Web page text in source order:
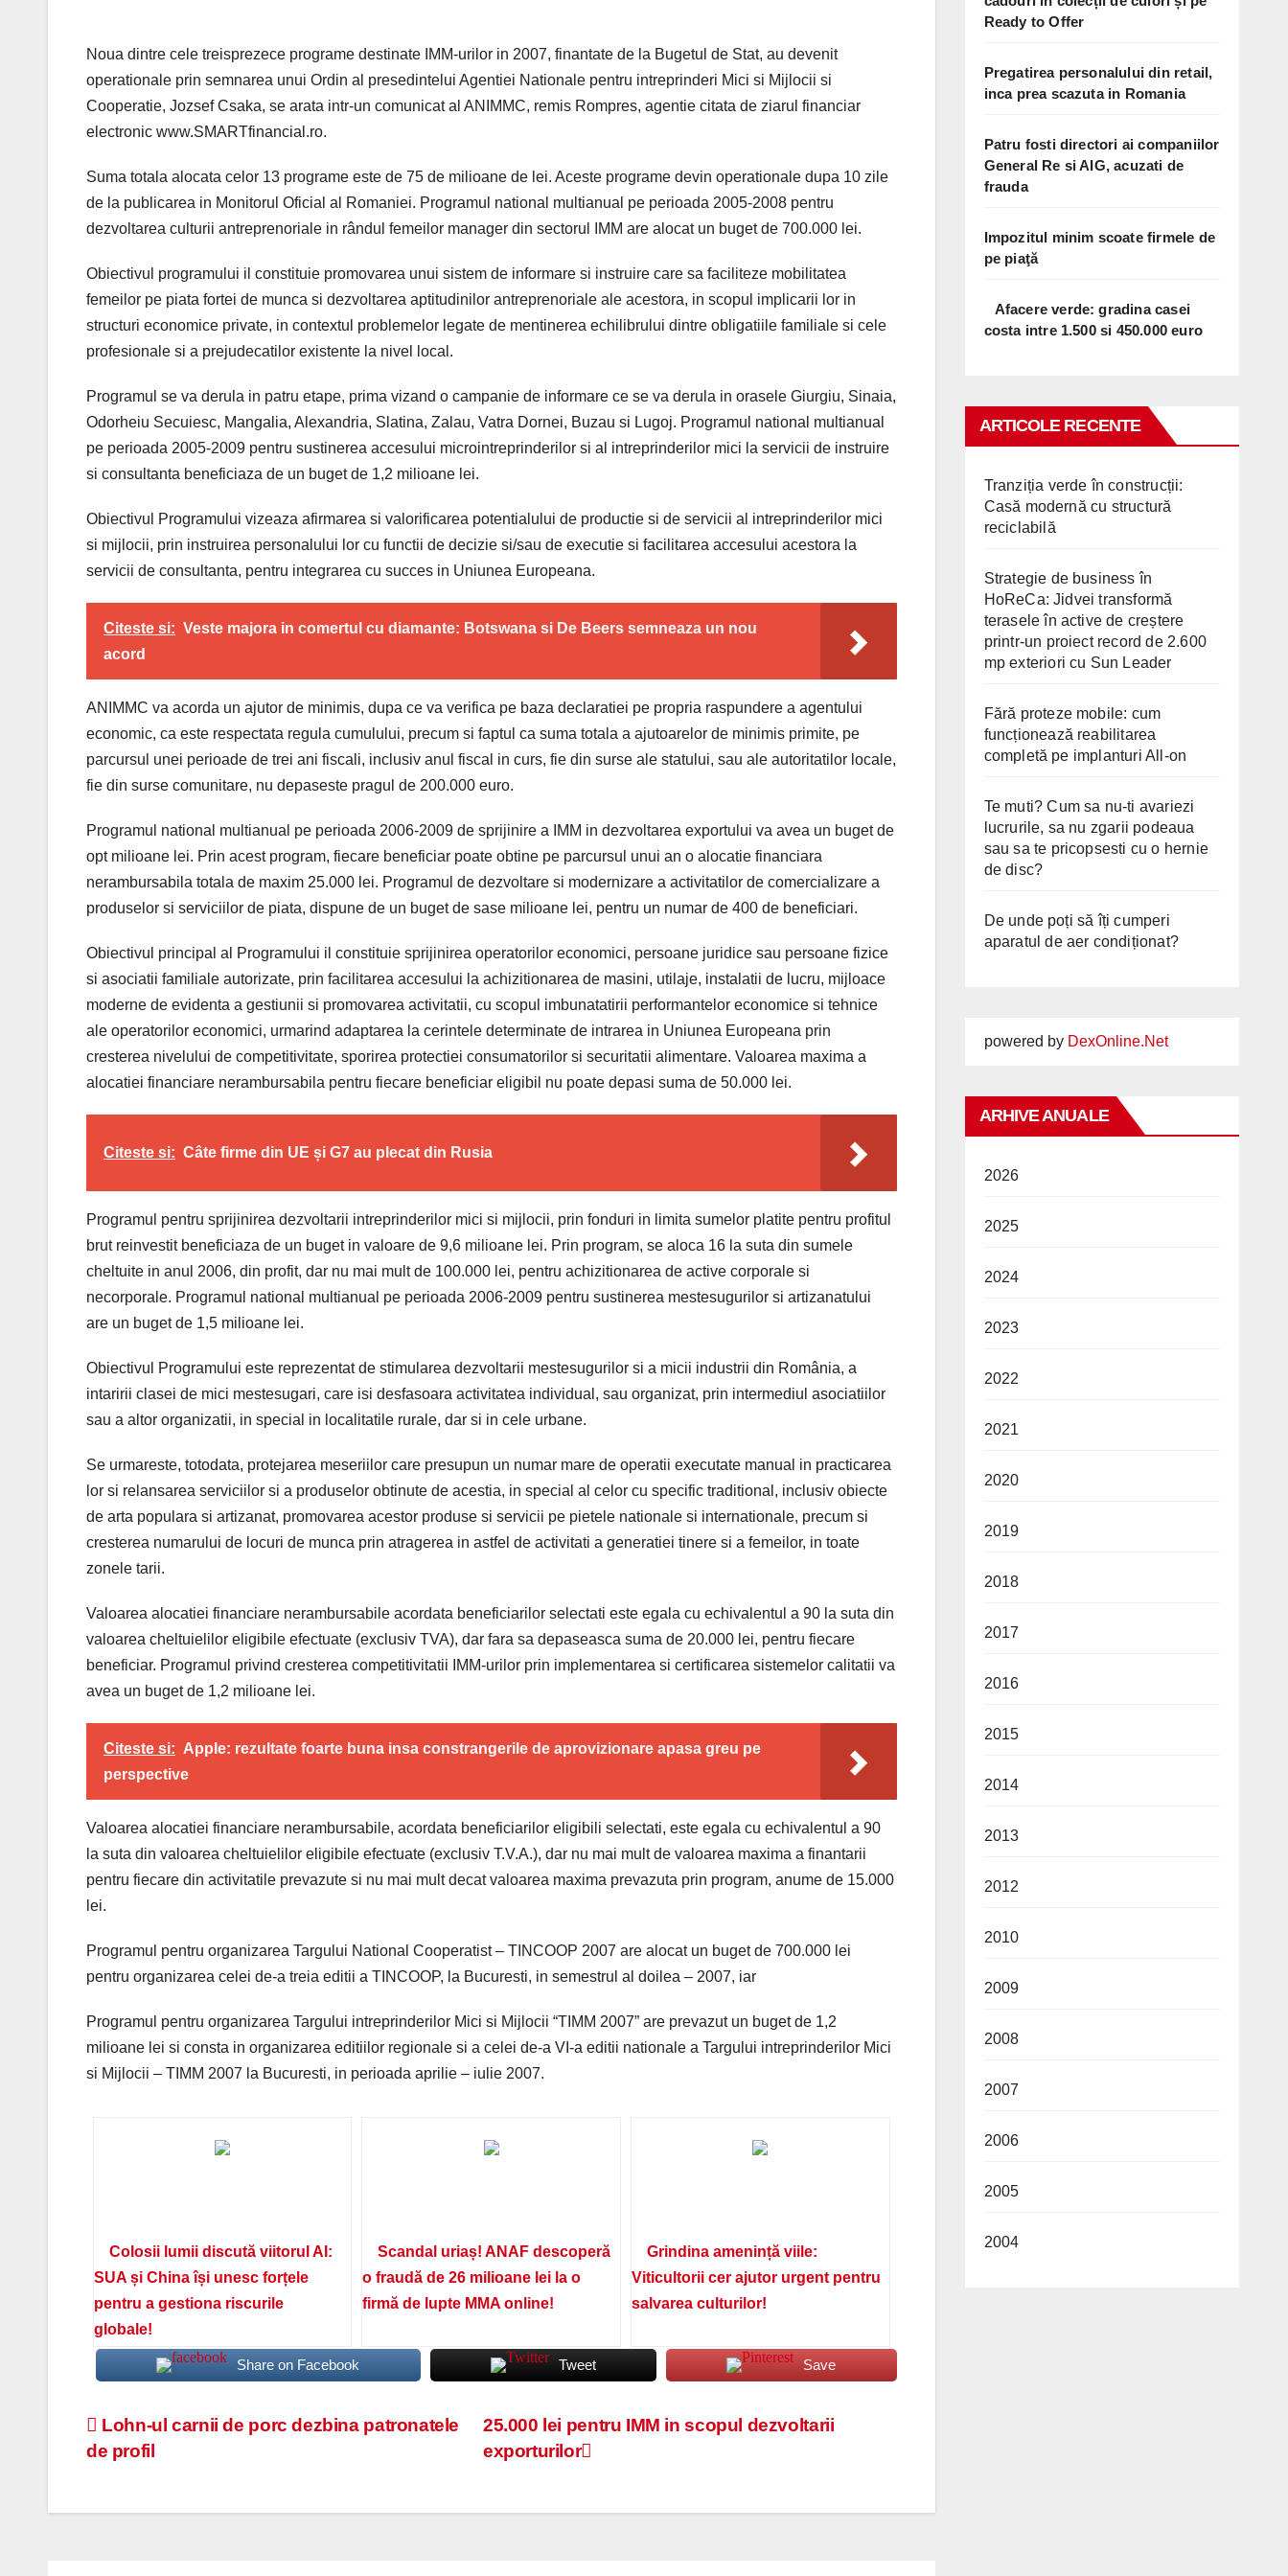
Noua dintre cele treisprezece programe destinate IMM-urilor in 2007, finantate de la Bugetul de Stat, au devenit
operationale prin semnarea unui Ordin al presedintelui Agentiei Nationale pentru intreprinderi Mici si Mijlocii si
Cooperatie, Jozsef Csaka, se arata intr-un comunicat al ANIMMC, remis Rompres, agentie citata de ziarul financiar
electronic www.SMARTfinancial.ro.
Suma totala alocata celor 13 programe este de 75 de milioane de lei. Aceste programe devin operationale dupa 10 zile
de la publicarea in Monitorul Oficial al Romaniei. Programul national multianual pe perioada 2005-2008 pentru
dezvoltarea culturii antreprenoriale in rândul femeilor manager din sectorul IMM are alocat un buget de 700.000 lei.
Obiectivul programului il constituie promovarea unui sistem de informare si instruire care sa faciliteze mobilitatea
femeilor pe piata fortei de munca si dezvoltarea aptitudinilor antreprenoriale ale acestora, in scopul implicarii lor in
structuri economice private, in contextul problemelor legate de mentinerea echilibrului dintre obligatiile familiale si cele
profesionale si a prejudecatilor existente la nivel local.
Programul se va derula in patru etape, prima vizand o campanie de informare ce se va derula in orasele Giurgiu, Sinaia,
Odorheiu Secuiesc, Mangalia, Alexandria, Slatina, Zalau, Vatra Dornei, Buzau si Lugoj. Programul national multianual
pe perioada 2005-2009 pentru sustinerea accesului microintreprinderilor si al intreprinderilor mici la servicii de instruire
si consultanta beneficiaza de un buget de 1,2 milioane lei.
Obiectivul Programului vizeaza afirmarea si valorificarea potentialului de productie si de servicii al intreprinderilor mici
si mijlocii, prin instruirea personalului lor cu functii de decizie si/sau de executie si facilitarea accesului acestora la
servicii de consultanta, pentru integrarea cu succes in Uniunea Europeana.
Citeste si: Veste majora in comertul cu diamante: Botswana si De Beers semneaza un nou
acord
ANIMMC va acorda un ajutor de minimis, dupa ce va verifica pe baza declaratiei pe propria raspundere a agentului
economic, ca este respectata regula cumulului, precum si faptul ca suma totala a ajutoarelor de minimis primite, pe
parcursul unei perioade de trei ani fiscali, inclusiv anul fiscal in curs, fie din surse ale statului, sau ale autoritatilor locale,
fie din surse comunitare, nu depaseste pragul de 200.000 euro.
Programul national multianual pe perioada 2006-2009 de sprijinire a IMM in dezvoltarea exportului va avea un buget de
opt milioane lei. Prin acest program, fiecare beneficiar poate obtine pe parcursul unui an o alocatie financiara
nerambursabila totala de maxim 25.000 lei. Programul de dezvoltare si modernizare a activitatilor de comercializare a
produselor si serviciilor de piata, dispune de un buget de sase milioane lei, pentru un numar de 400 de beneficiari.
Obiectivul principal al Programului il constituie sprijinirea operatorilor economici, persoane juridice sau persoane fizice
si asociatii familiale autorizate, prin facilitarea accesului la achizitionarea de masini, utilaje, instalatii de lucru, mijloace
moderne de evidenta a gestiunii si promovarea activitatii, cu scopul imbunatatirii performantelor economice si tehnice
ale operatorilor economici, urmarind adaptarea la cerintele determinate de intrarea in Uniunea Europeana prin
cresterea nivelului de competitivitate, sporirea protectiei consumatorilor si securitatii alimentare. Valoarea maxima a
alocatiei financiare nerambursabila pentru fiecare beneficiar eligibil nu poate depasi suma de 50.000 lei.
Citeste si: Câte firme din UE și G7 au plecat din Rusia
Programul pentru sprijinirea dezvoltarii intreprinderilor mici si mijlocii, prin fonduri in limita sumelor platite pentru profitul
brut reinvestit beneficiaza de un buget in valoare de 9,6 milioane lei. Prin program, se aloca 16 la suta din sumele
cheltuite in anul 2006, din profit, dar nu mai mult de 100.000 lei, pentru achizitionarea de active corporale si
necorporale. Programul national multianual pe perioada 2006-2009 pentru sustinerea mestesugurilor si artizanatului
are un buget de 1,5 milioane lei.
Obiectivul Programului este reprezentat de stimularea dezvoltarii mestesugurilor si a micii industrii din România, a
intaririi clasei de mici mestesugari, care isi desfasoara activitatea individual, sau organizat, prin intermediul asociatiilor
sau a altor organizatii, in special in localitatile rurale, dar si in cele urbane.
Se urmareste, totodata, protejarea meseriilor care presupun un numar mare de operatii executate manual in practicarea
lor si relansarea serviciilor si a produselor obtinute de acestia, in special al celor cu specific traditional, inclusiv obiecte
de arta populara si artizanat, promovarea acestor produse si servicii pe pietele nationale si internationale, precum si
cresterea numarului de locuri de munca prin atragerea in astfel de activitati a generatiei tinere si a femeilor, in toate
zonele tarii.
Valoarea alocatiei financiare nerambursabile acordata beneficiarilor selectati este egala cu echivalentul a 90 la suta din
valoarea cheltuielilor eligibile efectuate (exclusiv TVA), dar fara sa depaseasca suma de 20.000 lei, pentru fiecare
beneficiar. Programul privind cresterea competitivitatii IMM-urilor prin implementarea si certificarea sistemelor calitatii va
avea un buget de 1,2 milioane lei.
Citeste si: Apple: rezultate foarte buna insa constrangerile de aprovizionare apasa greu pe
perspective
Valoarea alocatiei financiare nerambursabile, acordata beneficiarilor eligibili selectati, este egala cu echivalentul a 90
la suta din valoarea cheltuielilor eligibile efectuate (exclusiv T.V.A.), dar nu mai mult de valoarea maxima a finantarii
pentru fiecare din activitatile prevazute si nu mai mult decat valoarea maxima prevazuta prin program, anume de 15.000
lei.
Programul pentru organizarea Targului National Cooperatist – TINCOOP 2007 are alocat un buget de 700.000 lei
pentru organizarea celei de-a treia editii a TINCOOP, la Bucuresti, in semestrul al doilea – 2007, iar
Programul pentru organizarea Targului intreprinderilor Mici si Mijlocii “TIMM 2007” are prevazut un buget de 1,2
milioane lei si consta in organizarea editiilor regionale si a celei de-a VI-a editii nationale a Targului intreprinderilor Mici
si Mijlocii – TIMM 2007 la Bucuresti, in perioada aprilie – iulie 2007.
Colosii lumii discută viitorul AI:
SUA și China își unesc forțele
pentru a gestiona riscurile
globale!
Scandal uriaș! ANAF descoperă
o fraudă de 26 milioane lei la o
firmă de lupte MMA online!
Grindina amenință viile:
Viticultorii cer ajutor urgent pentru
salvarea culturilor!
Share on Facebook Tweet Save
Navigare
articole
25.000 lei pentru IMM in scopul dezvoltarii
exporturilor
Lohn-ul carnii de porc dezbina patronatele
de profil
Ready to Offer
Pregatirea personalului din retail,
inca prea scazuta in Romania
Patru fosti directori ai companiilor
General Re si AIG, acuzati de
frauda
Impozitul minim scoate firmele de
pe piaţă
Afacere verde: gradina casei
costa intre 1.500 si 450.000 euro
ARTICOLE RECENTE
Tranziția verde în construcții:
Casă modernă cu structură
reciclabilă
Strategie de business în
HoReCa: Jidvei transformă
terasele în active de creștere
printr-un proiect record de 2.600
mp exteriori cu Sun Leader
Fără proteze mobile: cum
funcționează reabilitarea
completă pe implanturi All-on
Te muti? Cum sa nu-ti avariezi
lucrurile, sa nu zgarii podeaua
sau sa te pricopsesti cu o hernie
de disc?
De unde poți să îți cumperi
aparatul de aer condiționat?
powered by DexOnline.Net
ARHIVE ANUALE
2026
2025
2024
2023
2022
2021
2020
2019
2018
2017
2016
2015
2014
2013
2012
2010
2009
2008
2007
2006
2005
2004